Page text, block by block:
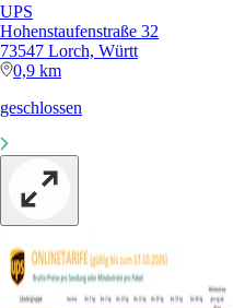
UPS
Hohenstaufenstraße 32
73547 Lorch, Württ
0,9 km
geschlossen